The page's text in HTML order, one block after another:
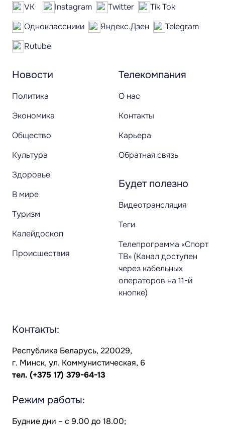
Новости
Политика
Экономика
Общество
Культура
Здоровье
В мире
Туризм
Калейдоскоп
Происшествия
Телекомпания
О нас
Контакты
Карьера
Обратная связь
Будет полезно
Видеотрансляция
Теги
Телепрограмма «Спорт
ТВ» (Канал доступен
через кабельных
операторов на 11-й
кнопке)
VK Instagram Twitter
Tik Tok
Одноклассники
Яндекс.Дзен
Telegram
Rutube
Контакты:
Республика Беларусь, 220029,
г. Минск, ул. Коммунистическая, 6
тел. (+375 17) 379-64-13
Режим работы:
Будние дни – с 9.00 до 18.00;